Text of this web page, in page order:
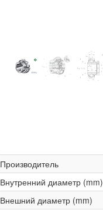
Производитель
Внутренний диаметр (mm)
Внешний диаметр (mm)